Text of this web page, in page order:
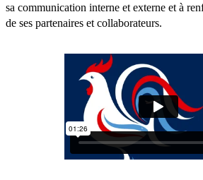
sa communication interne et externe et à
de ses partenaires et collaborateurs.